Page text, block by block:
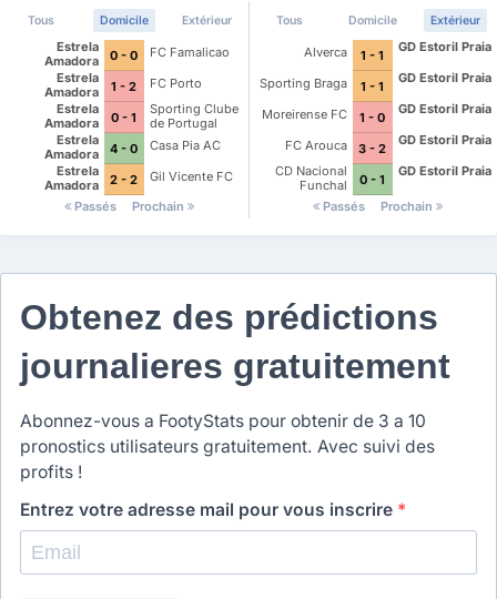
Tous Domicile Extérieur
Estrela
Amadora
0 - 0
FC Famalicao
Estrela
Amadora
1 - 2
FC Porto
Estrela
Amadora
0 - 1
Sporting Clube
de Portugal
Estrela
Amadora
4 - 0
Casa Pia AC
Estrela
Amadora
2 - 2
Gil Vicente FC
Passés
Prochain
Tous Domicile Extérieur
Alverca 1 - 1
GD Estoril Praia
Sporting Braga 1 - 1
GD Estoril Praia
Moreirense FC 1 - 0
GD Estoril Praia
FC Arouca 3 - 2
GD Estoril Praia
CD Nacional
Funchal
0 - 1
GD Estoril Praia
Passés Prochain
Obtenez des prédictions
journalieres gratuitement
Abonnez-vous a FootyStats pour obtenir de 3 a 10
pronostics utilisateurs gratuitement. Avec suivi des
profits !
Entrez votre adresse mail pour vous inscrire *